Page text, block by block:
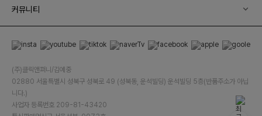
커뮤니티
(주)클릭앤퍼니/김예중
02880 서울특별시 성북구 성북로 49 (성북동, 운석빌딩) 운석빌딩 5층(반품주소가 아닙
니다.)
사업자 등록번호 209-81-43420